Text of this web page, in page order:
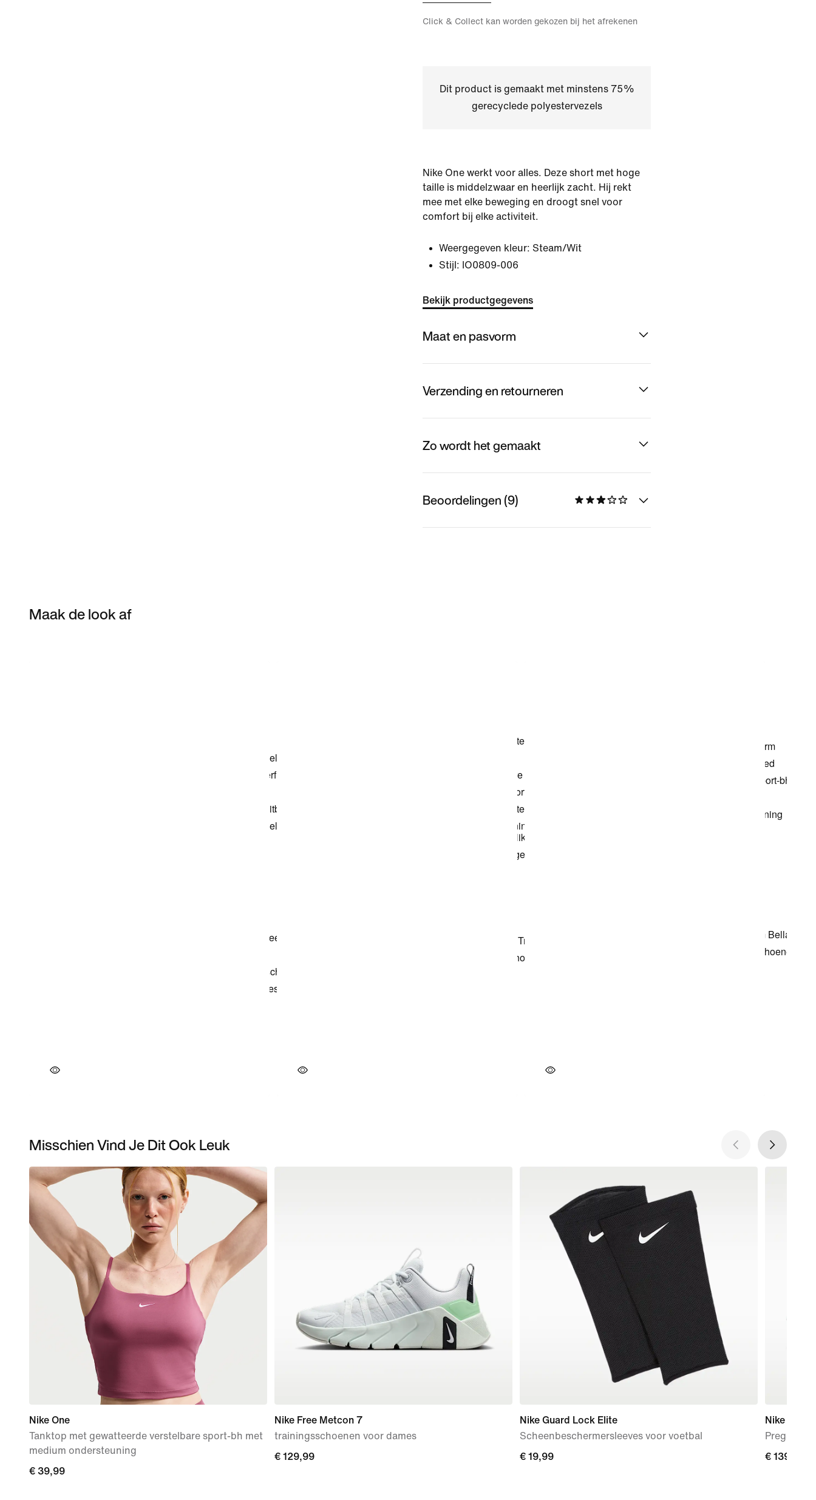
Click & Collect kan worden gekozen bij het afrekenen
Dit product is gemaakt met minstens 75%
gerecyclede polyestervezels
Nike One werkt voor alles. Deze short met hoge
taille is middelzwaar en heerlijk zacht. Hij rekt
mee met elke beweging en droogt snel voor
comfort bij elke activiteit.
Weergegeven kleur: Steam/Wit
Stijl: IO0809-006
Bekijk productgegevens
Maat en pasvorm
Verzending en retourneren
Zo wordt het gemaakt
Beoordelingen (9)
Maak de look af
Misschien Vind Je Dit Ook Leuk
Nike One
Tanktop met gewatteerde verstelbare sport-bh met
medium ondersteuning
€ 39,99
€ 39,99
Nike Free Metcon 7
trainingsschoenen voor dames
€ 129,99
€ 129,99
Nike Guard Lock Elite
Scheenbeschermersleeves voor voetbal
€ 19,99
€ 19,99
Nike Mind
Pregame
€ 139,99
€ 139,99